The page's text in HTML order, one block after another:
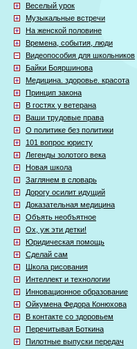
Веселый урок
Музыкальные встречи
На женской половине
Времена, события, люди
Видеопособия для школьников
Байки Бояршинова
Медицина. здоровье. красота
Принцип закона
В гостях у ветерана
Ваши трудовые права
О политике без политики
101 вопрос юристу
Легенды золотого века
Новая школа
Заглянем в словарь
Дорогу осилит идущий
Доказательная медицина
Объять необъятное
Ох, уж эти детки!
Юридическая помощь
Сделай сам
Школа рисования
Интеллект и технологии
Инновационное образование
Ойкумена Федора Конюхова
В контакте со здоровьем
Перечитывая Боткина
Пилотные выпуски передач